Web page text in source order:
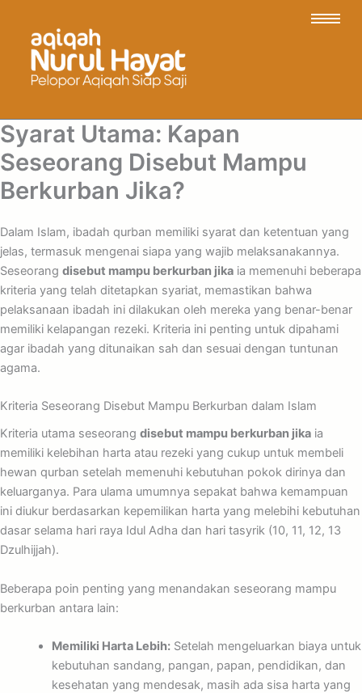
Syarat Utama: Kapan
Seseorang Disebut Mampu
Berkurban Jika?
Dalam Islam, ibadah qurban memiliki syarat dan ketentuan yang
jelas, termasuk mengenai siapa yang wajib melaksanakannya.
Seseorang disebut mampu berkurban jika ia memenuhi beberapa
kriteria yang telah ditetapkan syariat, memastikan bahwa
pelaksanaan ibadah ini dilakukan oleh mereka yang benar-benar
memiliki kelapangan rezeki. Kriteria ini penting untuk dipahami
agar ibadah yang ditunaikan sah dan sesuai dengan tuntunan
agama.
Kriteria Seseorang Disebut Mampu Berkurban dalam Islam
Kriteria utama seseorang disebut mampu berkurban jika ia
memiliki kelebihan harta atau rezeki yang cukup untuk membeli
hewan qurban setelah memenuhi kebutuhan pokok dirinya dan
keluarganya. Para ulama umumnya sepakat bahwa kemampuan
ini diukur berdasarkan kepemilikan harta yang melebihi kebutuhan
dasar selama hari raya Idul Adha dan hari tasyrik (10, 11, 12, 13
Dzulhijjah).
Beberapa poin penting yang menandakan seseorang mampu
berkurban antara lain:
Memiliki Harta Lebih:Setelah mengeluarkan biaya untuk
kebutuhan sandang, pangan, papan, pendidikan, dan
kesehatan yang mendesak, masih ada sisa harta yang